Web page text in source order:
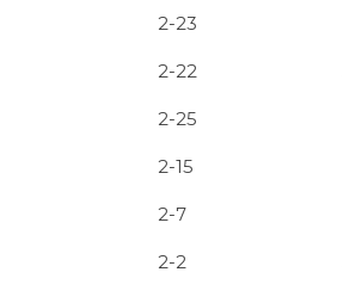
2-23
2-22
2-25
2-15
2-7
2-2